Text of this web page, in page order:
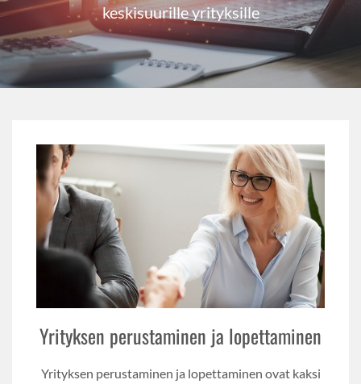
keskisuurille yrityksille
Yrityksen perustaminen ja lopettaminen
Yrityksen perustaminen ja lopettaminen ovat kaksi